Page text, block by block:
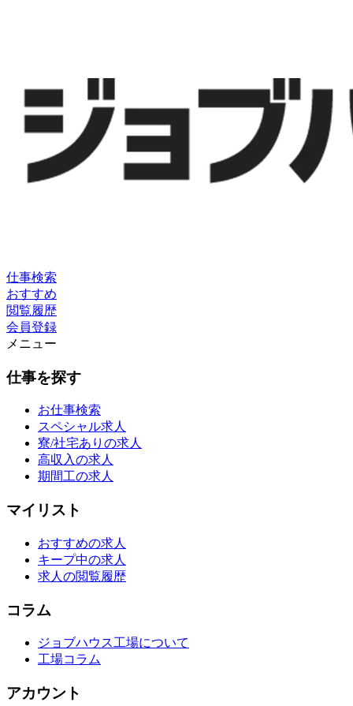
仕事検索
おすすめ
閲覧履歴
会員登録
メニュー
仕事を探す
お仕事検索
スペシャル求人
寮/社宅ありの求人
高収入の求人
期間工の求人
マイリスト
おすすめの求人
キープ中の求人
求人の閲覧履歴
コラム
ジョブハウス工場について
工場コラム
アカウント